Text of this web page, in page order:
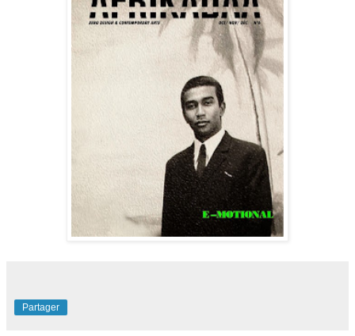
Partager